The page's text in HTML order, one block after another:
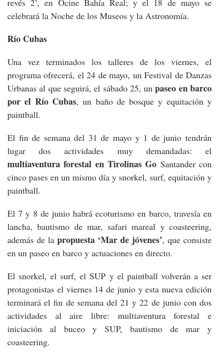
revés 2’, en Ocine Bahía Real; y el 18 de mayo se
celebrará la Noche de los Museos y la Astronomía.
Río Cubas
Una vez terminados los talleres de los viernes, el
programa ofrecerá, el 24 de mayo, un Festival de Danzas
Urbanas al que seguirá, el sábado 25, unpaseo en barco
por el Río Cubas, un baño de bosque y equitación y
paintball.
El fin de semana del 31 de mayo y 1 de junio tendrán
lugar dos actividades muy demandadas: el
multiaventura forestal en Tirolinas Go Santander con
cinco pases en un mismo día y snorkel, surf, equitación y
paintball.
El 7 y 8 de junio habrá ecoturismo en barco, travesía en
lancha, bautismo de mar, safari mareal y coasteering,
además de la propuesta ‘Mar de jóvenes’, que consiste
en un paseo en barco y actuaciones en directo.
El snorkel, el surf, el SUP y el paintball volverán a ser
protagonistas el viernes 14 de junio y esta nueva edición
terminará el fin de semana del 21 y 22 de junio con dos
actividades al aire libre: multiaventura forestal e
iniciación al buceo y SUP, bautismo de mar y
coasteering.